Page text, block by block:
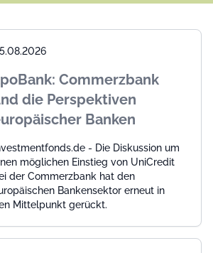
Commerzbank
die Perspektiven
Banken
- Die Diskussion um
möglichen Einstieg von UniCredit
der Commerzbank hat den
Bankensektor erneut in
Mittelpunkt gerückt.